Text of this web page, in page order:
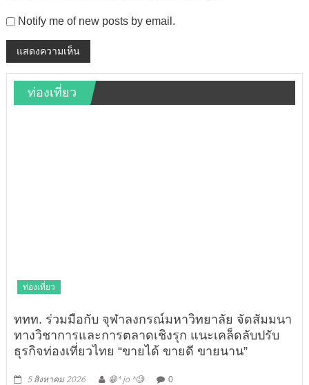
Notify me of new posts by email.
ท่องเที่ยว
ท่องเที่ยว
ททท. ร่วมมือกับ จุฬาลงกรณ์มหาวิทยาลัย จัดสัมมนา
ทางวิชาการและการตลาดเชิงรุก แนะเคล็ดลับปรับ
ธุรกิจท่องเที่ยวไทย “ขายได้ ขายดี ขายนาน”
5 สิงหาคม 2026 😁^ jo ^🧐 0